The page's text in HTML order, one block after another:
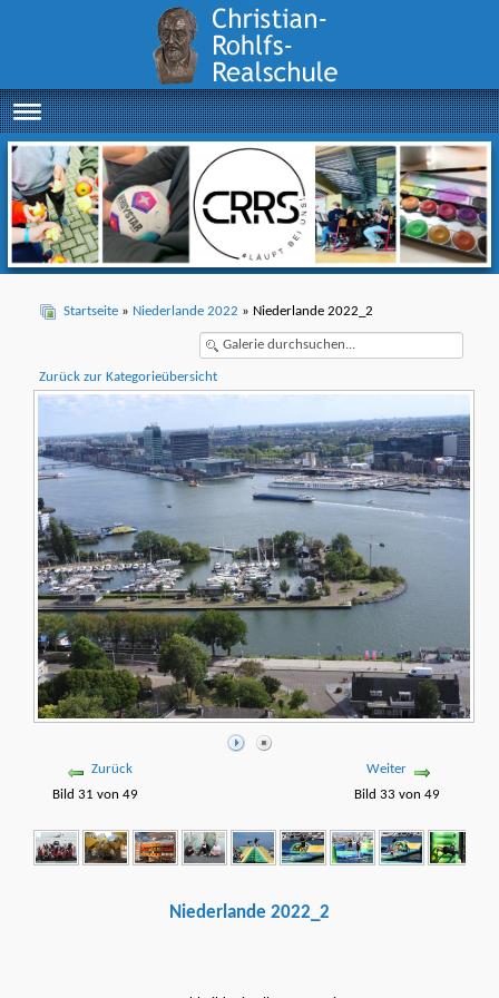
Startseite » Niederlande 2022 » Niederlande 2022_2
Zurück zur Kategorieübersicht
Zurück
Bild 31 von 49
Weiter
Bild 33 von 49
Niederlande 2022_2